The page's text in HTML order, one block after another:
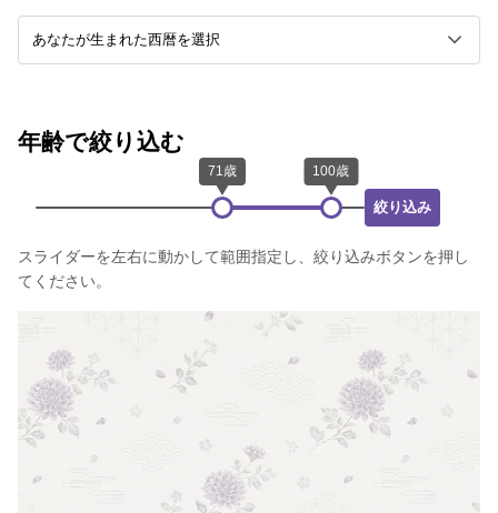
年齢で絞り込む
絞り込み
スライダーを左右に動かして範囲指定し、絞り込みボタンを押し
てください。